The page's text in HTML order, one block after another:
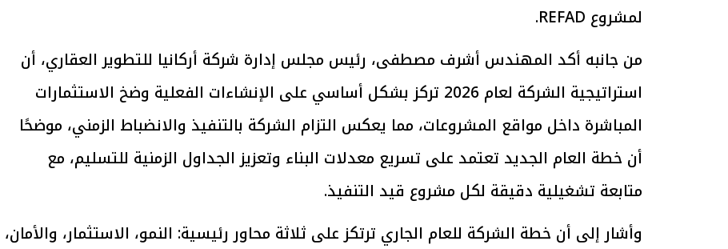
لمشروع REFAD.
من جانبه أكد المهندس أشرف مصطفى، رئيس مجلس إدارة شركة أركانيا للتطوير العقاري، أن
استراتيجية الشركة لعام 2026 تركز بشكل أساسي على الإنشاءات الفعلية وضخ الاستثمارات
المباشرة داخل مواقع المشروعات، مما يعكس التزام الشركة بالتنفيذ والانضباط الزمني، موضحًا
أن خطة العام الجديد تعتمد على تسريع معدلات البناء وتعزيز الجداول الزمنية للتسليم، مع
متابعة تشغيلية دقيقة لكل مشروع قيد التنفيذ.
وأشار إلى أن خطة الشركة للعام الجاري ترتكز على ثلاثة محاور رئيسية: النمو، الاستثمار، والأمان،
الاقتصاد العالمي وأسعار الوقود حال
استمرار الأزمة في الشرق الأوسط
بتنفيذ التوجيهات الرئاسية بطرح وحدات
سكنية بالإيجار للمواطنين
30 مارس 2026 04:40 م
واسع.. والبترول: مصر تعزز مكانتها
بوصفها مركزًا إقليميًّا للطاقة